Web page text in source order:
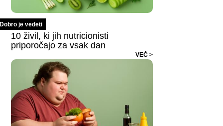
Dobro je vedeti
10 živil, ki jih nutricionisti
priporočajo za vsak dan
VEČ >